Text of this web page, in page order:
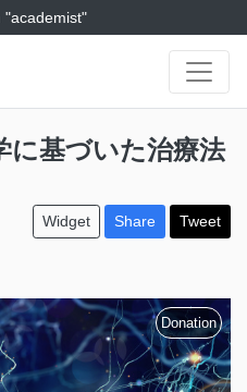
"academist"
に基づいた治療法
Widget Share Tweet